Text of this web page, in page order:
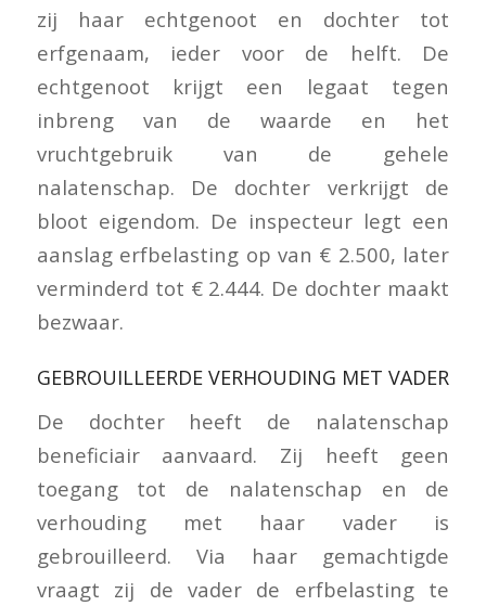
zij haar echtgenoot en dochter tot
erfgenaam, ieder voor de helft. De
echtgenoot krijgt een legaat tegen
inbreng van de waarde en het
vruchtgebruik van de gehele
nalatenschap. De dochter verkrijgt de
bloot eigendom. De inspecteur legt een
aanslag erfbelasting op van € 2.500, later
verminderd tot € 2.444. De dochter maakt
bezwaar.
GEBROUILLEERDE VERHOUDING MET VADER
De dochter heeft de nalatenschap
beneficiair aanvaard. Zij heeft geen
toegang tot de nalatenschap en de
verhouding met haar vader is
gebrouilleerd. Via haar gemachtigde
vraagt zij de vader de erfbelasting te